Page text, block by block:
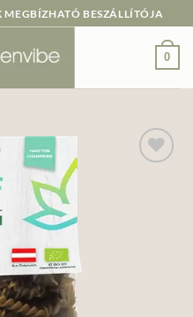
MEGBÍZHATÓ BESZÁLLÍTÓJA
0